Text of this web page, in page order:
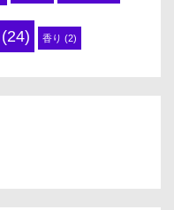
(24) 香り (2)